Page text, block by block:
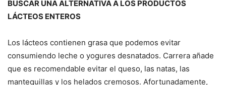
BUSCAR UNA ALTERNATIVA A LOS PRODUCTOS
LÁCTEOS ENTEROS
Los lácteos contienen grasa que podemos evitar
consumiendo leche o yogures desnatados. Carrera añade
que es recomendable evitar el queso, las natas, las
mantequillas y los helados cremosos. Afortunadamente,